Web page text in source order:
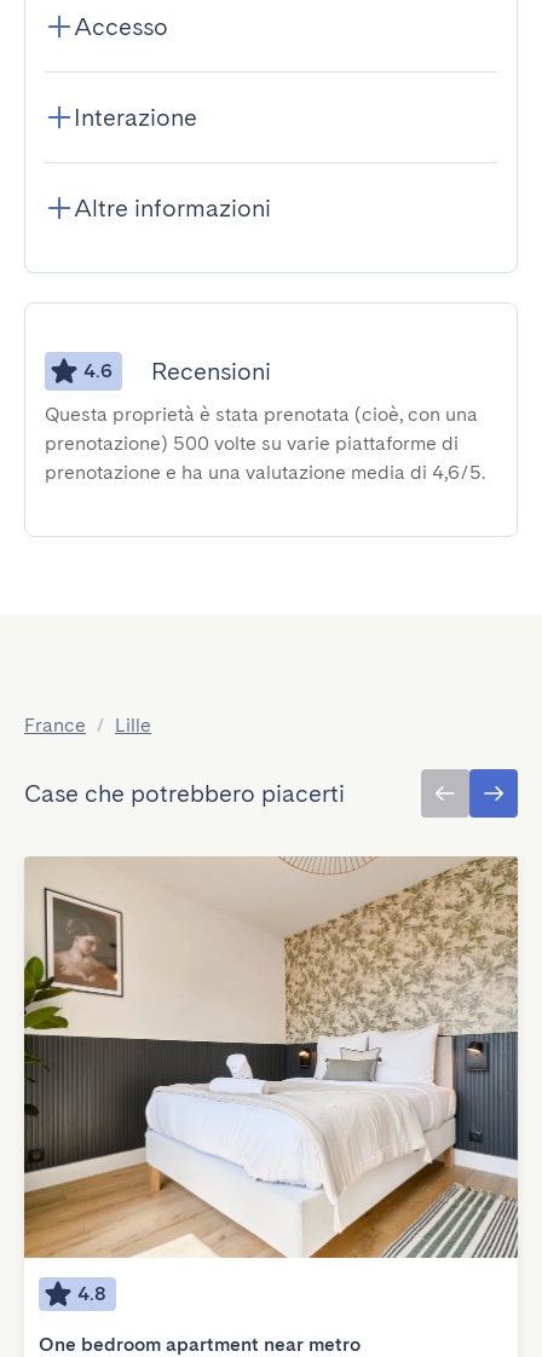
Accesso
Interazione
Altre informazioni
4.6 Recensioni
Questa proprietà è stata prenotata (cioè, con una
prenotazione) 500 volte su varie piattaforme di
prenotazione e ha una valutazione media di 4,6/5.
France / Lille
Case che potrebbero piacerti
4.8
One bedroom apartment near metro